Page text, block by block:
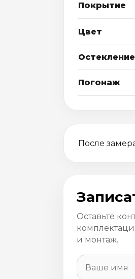
Покрытие
Цвет
Остекление
Погонаж
После
Оставьте
и монтаж.